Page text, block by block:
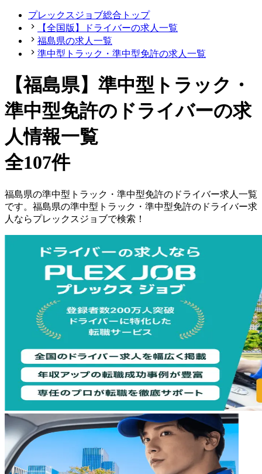
プレックスジョブ総合トップ
【全国版】ドライバーの求人一覧
福島県の求人一覧
準中型トラック・準中型免許の求人一覧
【福島県】準中型トラック・
準中型免許のドライバーの求
人情報一覧
全107件
福島県の準中型トラック・準中型免許の ドライバー求人一覧
です。 福島県の準中型トラック・準中型免許の ドライバー求
人ならプレックスジョブで検索！